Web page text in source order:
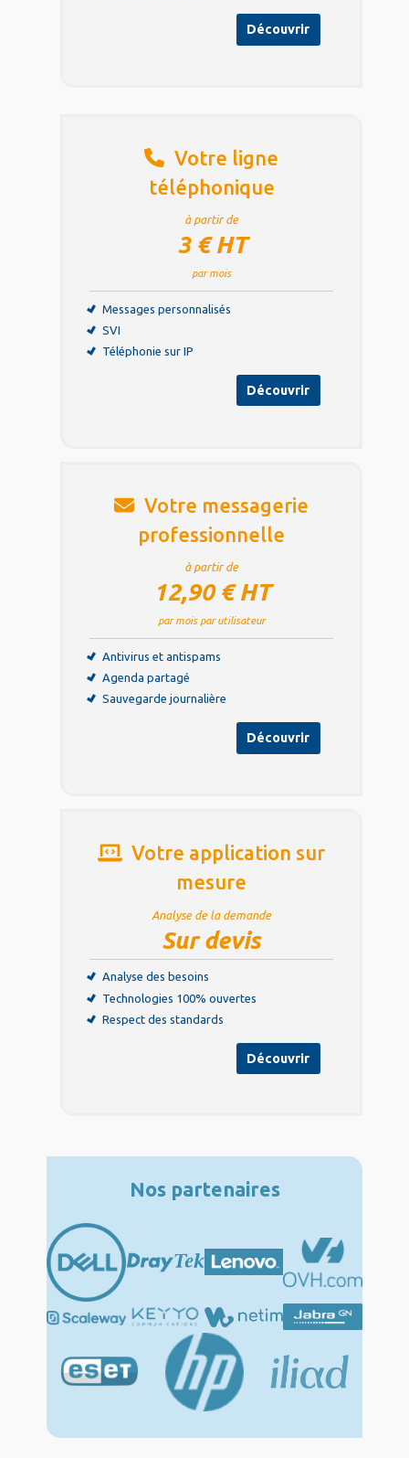
Découvrir
Votre ligne
téléphonique
à partir de
3 € HT
par mois
Messages personnalisés
SVI
Téléphonie sur IP
Découvrir
Votre messagerie
professionnelle
à partir de
12,90 € HT
par mois par utilisateur
Antivirus et antispams
Agenda partagé
Sauvegarde journalière
Découvrir
Votre application sur
mesure
Analyse de la demande
Sur devis
Analyse des besoins
Technologies 100% ouvertes
Respect des standards
Découvrir
Nos partenaires